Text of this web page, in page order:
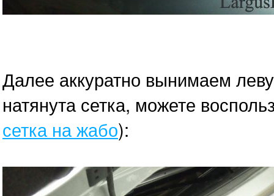
Далее аккуратно вынимаем
натянута сетка, можете
сетка на жабо):